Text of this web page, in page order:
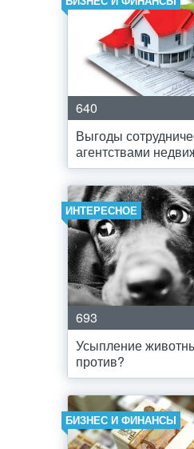
640
Выгоды
агентствами
ИНТЕРЕСНОЕ
693
Усыпление
против?
БИЗНЕС И ФИНАНСЫ